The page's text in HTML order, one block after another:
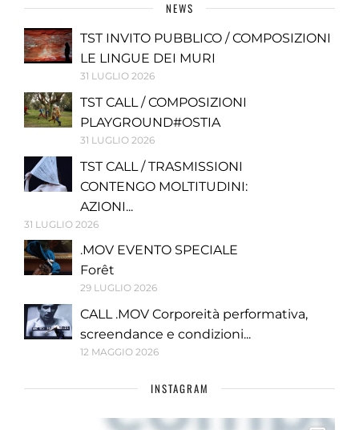
NEWS
TST INVITO PUBBLICO / COMPOSIZIONI
LE LINGUE DEI MURI
31 LUGLIO 2026
TST CALL / COMPOSIZIONI
PLAYGROUND#OSTIA
31 LUGLIO 2026
TST CALL / TRASMISSIONI
CONTENGO MOLTITUDINI:
AZIONI...
31 LUGLIO 2026
.MOV EVENTO SPECIALE
Forêt
29 LUGLIO 2026
CALL .MOV Corporeità performativa,
screendance e condizioni...
12 MAGGIO 2026
INSTAGRAM